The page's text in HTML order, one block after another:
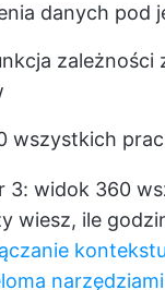
danych pod
zależności
wszystkich prac
3: widok 360
wiesz, ile
narzędziami